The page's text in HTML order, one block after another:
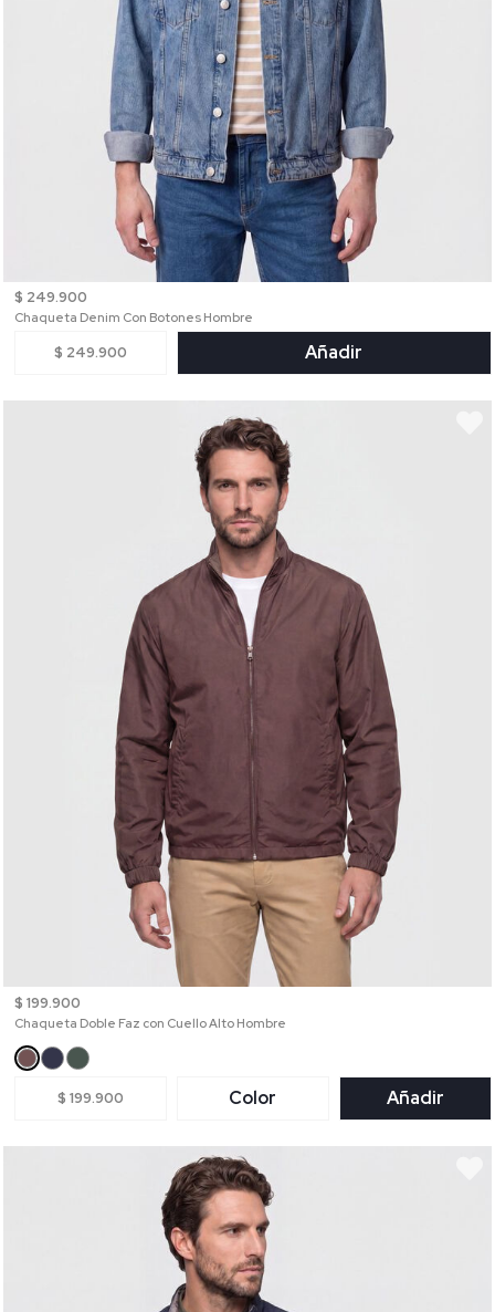
$ 249.900
Chaqueta Denim Con Botones Hombre
$ 249.900 Añadir
$ 199.900
Chaqueta Doble Faz con Cuello Alto Hombre
$ 199.900 Color Añadir